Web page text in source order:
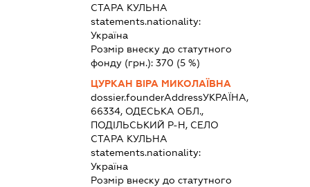
СТАРА КУЛЬНА
statements.nationality:
Україна
Розмір внеску до статутного
фонду (грн.): 370 (5 %)
ЦУРКАН ВІРА МИКОЛАЇВНА
dossier.founderAddressУКРАЇНА,
66334, ОДЕСЬКА ОБЛ.,
ПОДІЛЬСЬКИЙ Р-Н, СЕЛО
СТАРА КУЛЬНА
statements.nationality:
Україна
Розмір внеску до статутного